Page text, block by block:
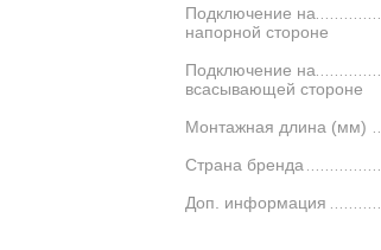
Подключение на
напорной стороне
Подключение на
всасывающей стороне
Монтажная длина (мм)
Страна бренда
Доп. информация